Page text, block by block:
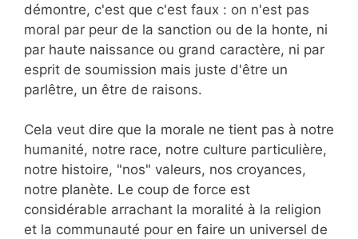
démontre, c'est que c'est faux : on n'est pas
moral par peur de la sanction ou de la honte, ni
par haute naissance ou grand caractère, ni par
esprit de soumission mais juste d'être un
parlêtre, un être de raisons.
Cela veut dire que la morale ne tient pas à notre
humanité, notre race, notre culture particulière,
notre histoire, "nos" valeurs, nos croyances,
notre planète. Le coup de force est
considérable arrachant la moralité à la religion
et la communauté pour en faire un universel de